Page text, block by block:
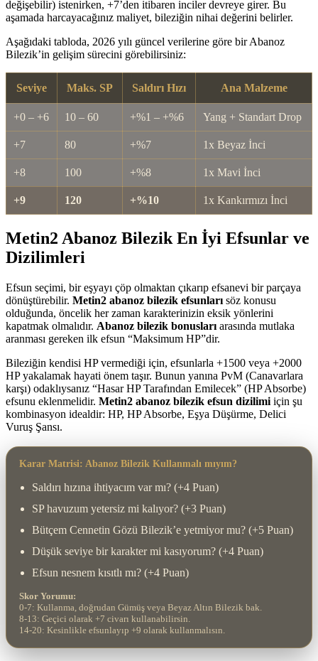
değişebilir) istenirken, +7’den itibaren inciler devreye girer. Bu
aşamada harcayacağınız maliyet, bileziğin nihai değerini belirler.
Aşağıdaki tabloda, 2026 yılı güncel verilerine göre bir Abanoz
Bilezik’in gelişim sürecini görebilirsiniz:
Seviye Maks. SP Saldırı Hızı Ana Malzeme
+0 – +6 10 – 60 +%1 – +%6 Yang + Standart Drop
+7 80 +%7 1x Beyaz İnci
+8 100 +%8 1x Mavi İnci
+9 120 +%10 1x Kankırmızı İnci
Metin2 Abanoz Bilezik En İyi Efsunlar ve
Dizilimleri
Efsun seçimi, bir eşyayı çöp olmaktan çıkarıp efsanevi bir parçaya
dönüştürebilir. Metin2 abanoz bilezik efsunları söz konusu
olduğunda, öncelik her zaman karakterinizin eksik yönlerini
kapatmak olmalıdır. Abanoz bilezik bonusları arasında mutlaka
aranması gereken ilk efsun “Maksimum HP”dir.
Bileziğin kendisi HP vermediği için, efsunlarla +1500 veya +2000
HP yakalamak hayati önem taşır. Bunun yanına PvM (Canavarlara
karşı) odaklıysanız “Hasar HP Tarafından Emilecek” (HP Absorbe)
efsunu eklenmelidir. Metin2 abanoz bilezik efsun dizilimi için şu
kombinasyon idealdir: HP, HP Absorbe, Eşya Düşürme, Delici
Vuruş Şansı.
Karar Matrisi: Abanoz Bilezik Kullanmalı mıyım?
Saldırı hızına ihtiyacım var mı? (+4 Puan)
SP havuzum yetersiz mi kalıyor? (+3 Puan)
Bütçem Cennetin Gözü Bilezik’e yetmiyor mu? (+5 Puan)
Düşük seviye bir karakter mi kasıyorum? (+4 Puan)
Efsun nesnem kısıtlı mı? (+4 Puan)
Skor Yorumu:
0-7: Kullanma, doğrudan Gümüş veya Beyaz Altın Bilezik bak.
8-13: Geçici olarak +7 civarı kullanabilirsin.
14-20: Kesinlikle efsunlayıp +9 olarak kullanmalısın.